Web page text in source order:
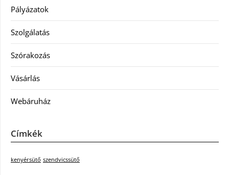
Pályázatok
Szolgálatás
Szórakozás
Vásárlás
Webáruház
Címkék
kenyérsütő szendvicssütő